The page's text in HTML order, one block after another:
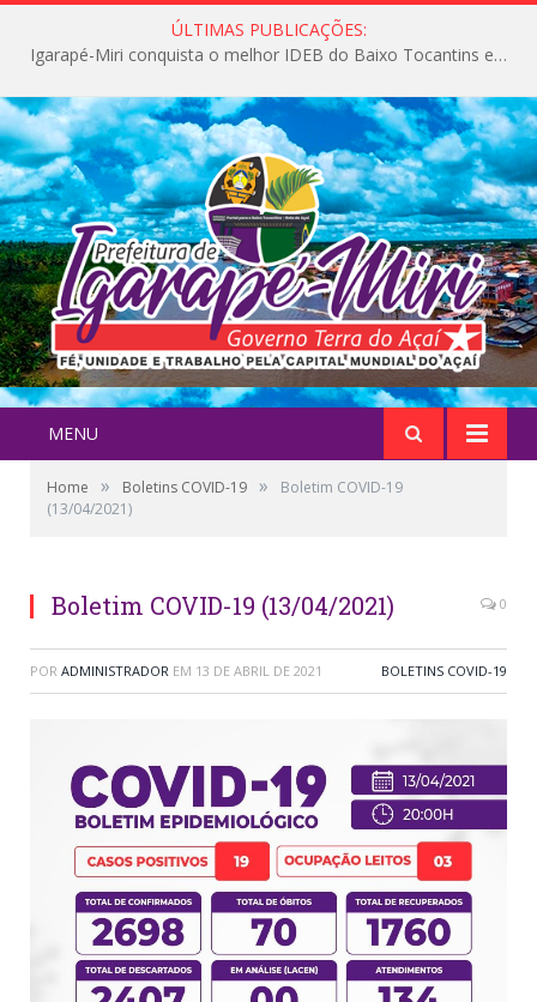
ÚLTIMAS PUBLICAÇÕES:
Igarapé-Miri conquista o melhor IDEB do Baixo Tocantins e avança na qualidade da educação pública
MENU
Home » Boletins COVID-19 »
Boletim COVID-19
(13/04/2021)
Boletim COVID-19 (13/04/2021) 0
POR ADMINISTRADOR EM 13 DE ABRIL DE 2021 BOLETINS COVID-19